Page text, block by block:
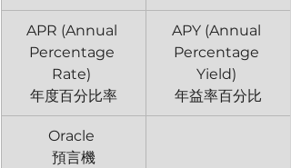
APR (Annual
Percentage
Rate)
年度百分比率
APY (Annual
Percentage
Yield)
年益率百分比
Oracle
預言機